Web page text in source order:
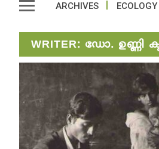
ARCHIVES ECOLOGY
WRITER: ഡോ.